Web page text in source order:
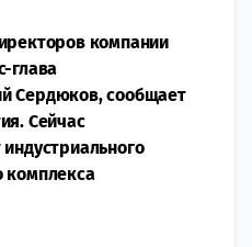
компании
глава
Сердюков, сообщает
Сейчас
комплекса